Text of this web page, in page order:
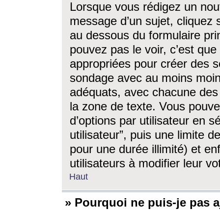
Lorsque vous rédigez un
message d’un sujet, cliquez
au dessous du formulaire
pouvez pas le voir, c’est
appropriées pour créer des
sondage avec au moins
adéquats, avec chacune
la zone de texte. Vous
d’options par utilisateur en
utilisateur”, puis une limite
pour une durée illimité) et
utilisateurs à modifier leur
Haut
» Pourquoi ne puis-je pas